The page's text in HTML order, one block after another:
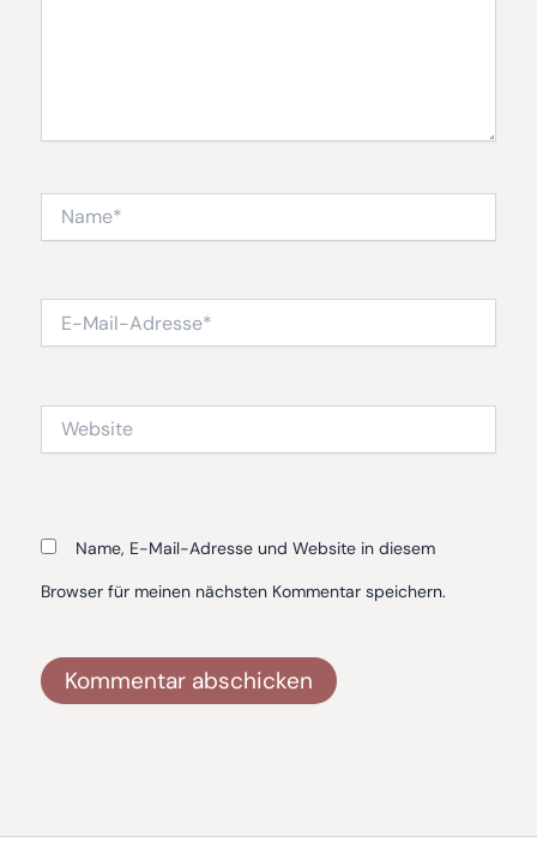
Mail-
Website
Name, E-Mail-Adresse und Website in diesem
Browser für meinen nächsten Kommentar speichern.